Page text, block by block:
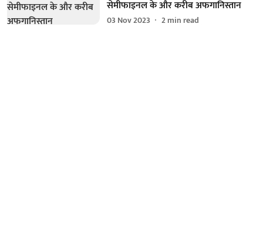
सेमीफाइनल के और करीब अफगानिस्तान
03 Nov 2023 2min read